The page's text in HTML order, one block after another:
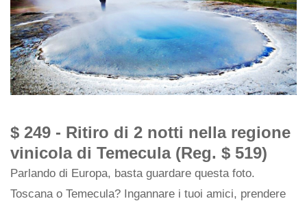
$ 249 - Ritiro di 2 notti nella regione
vinicola di Temecula (Reg. $ 519)
Parlando di Europa, basta guardare questa foto.
Toscana o Temecula? Ingannare i tuoi amici, prendere